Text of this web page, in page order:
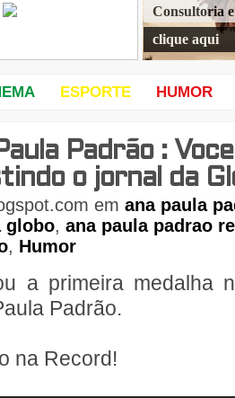
Consultoria
clique aqui
ESPORTE HUMOR
Padrão :
o jornal da
em ana paula
globo, ana paula padrao
, Humor
a primeira medalha
Padrão.
na Record!